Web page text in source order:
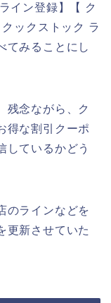
イン登録】【 ク
ックストック ラ
てみることにし
残念ながら、ク
得な割引クーポ
しているかどう
のラインなどを
更新させていた